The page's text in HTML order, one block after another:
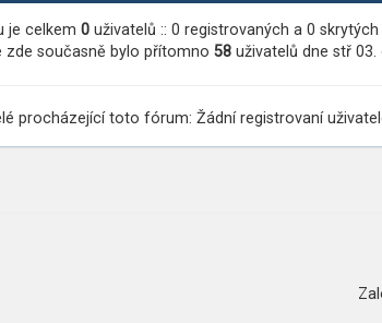
je celkem 0 uživatelů :: 0 registrovaných a 0
zde současně bylo přítomno 58 uživatelů dne stř 03.
procházející toto fórum: Žádní registrovaní